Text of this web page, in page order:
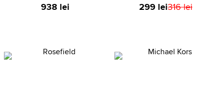
938 lei 299 lei316 lei